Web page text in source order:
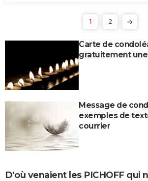
1 2
Carte de
gratuitement
Message de
exemples de
courrier
D'où venaient les PICHOFF qui